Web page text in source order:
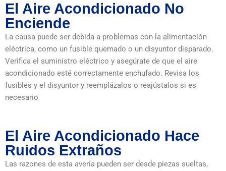
El Aire Acondicionado No
Enciende
La causa puede ser debida a problemas con la alimentación
eléctrica, como un fusible quemado o un disyuntor disparado.
Verifica el suministro eléctrico y asegúrate de que el aire
acondicionado esté correctamente enchufado. Revisa los
fusibles y el disyuntor y reemplázalos o reajústalos si es
necesario
El Aire Acondicionado Hace
Ruidos Extraños
Las razones de esta avería pueden ser desde piezas sueltas,